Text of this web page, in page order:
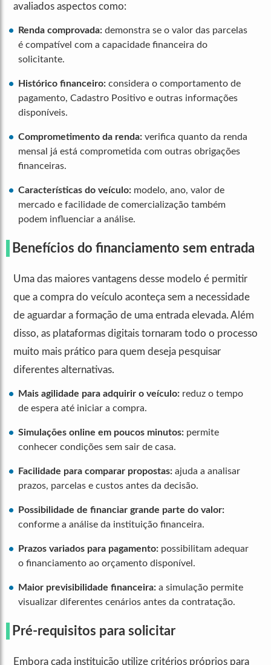
avaliados aspectos como:
Renda comprovada: demonstra se o valor das parcelas
é compatível com a capacidade financeira do
solicitante.
Histórico financeiro: considera o comportamento de
pagamento, Cadastro Positivo e outras informações
disponíveis.
Comprometimento da renda: verifica quanto da renda
mensal já está comprometida com outras obrigações
financeiras.
Características do veículo: modelo, ano, valor de
mercado e facilidade de comercialização também
podem influenciar a análise.
Benefícios do financiamento sem entrada
Uma das maiores vantagens desse modelo é permitir
que a compra do veículo aconteça sem a necessidade
de aguardar a formação de uma entrada elevada. Além
disso, as plataformas digitais tornaram todo o processo
muito mais prático para quem deseja pesquisar
diferentes alternativas.
Mais agilidade para adquirir o veículo: reduz o tempo
de espera até iniciar a compra.
Simulações online em poucos minutos: permite
conhecer condições sem sair de casa.
Facilidade para comparar propostas: ajuda a analisar
prazos, parcelas e custos antes da decisão.
Possibilidade de financiar grande parte do valor:
conforme a análise da instituição financeira.
Prazos variados para pagamento: possibilitam adequar
o financiamento ao orçamento disponível.
Maior previsibilidade financeira: a simulação permite
visualizar diferentes cenários antes da contratação.
Pré-requisitos para solicitar
Embora cada instituição utilize critérios próprios para